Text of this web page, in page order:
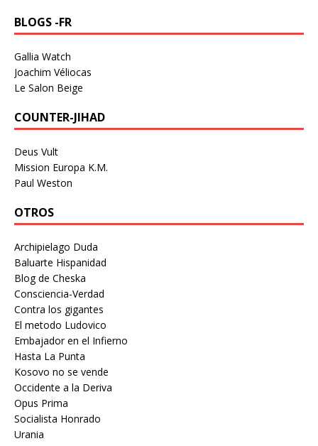
BLOGS -FR
Gallia Watch
Joachim Véliocas
Le Salon Beige
COUNTER-JIHAD
Deus Vult
Mission Europa K.M.
Paul Weston
OTROS
Archipielago Duda
Baluarte Hispanidad
Blog de Cheska
Consciencia-Verdad
Contra los gigantes
El metodo Ludovico
Embajador en el Infierno
Hasta La Punta
Kosovo no se vende
Occidente a la Deriva
Opus Prima
Socialista Honrado
Urania